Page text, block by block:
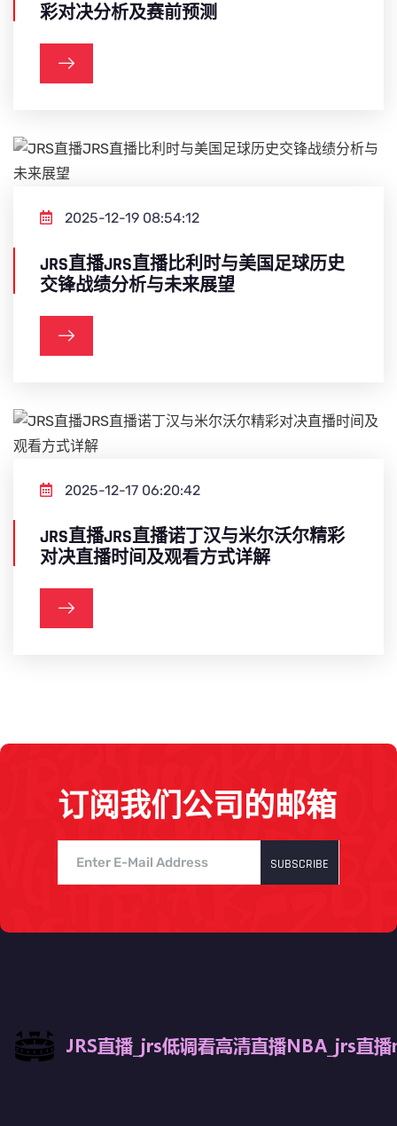
彩对决分析及赛前预测
2025-12-19 08:54:12
JRS直播JRS直播比利时与美国足球历史
交锋战绩分析与未来展望
2025-12-17 06:20:42
JRS直播JRS直播诺丁汉与米尔沃尔精彩
对决直播时间及观看方式详解
订阅我们公司的邮箱
SUBSCRIBE